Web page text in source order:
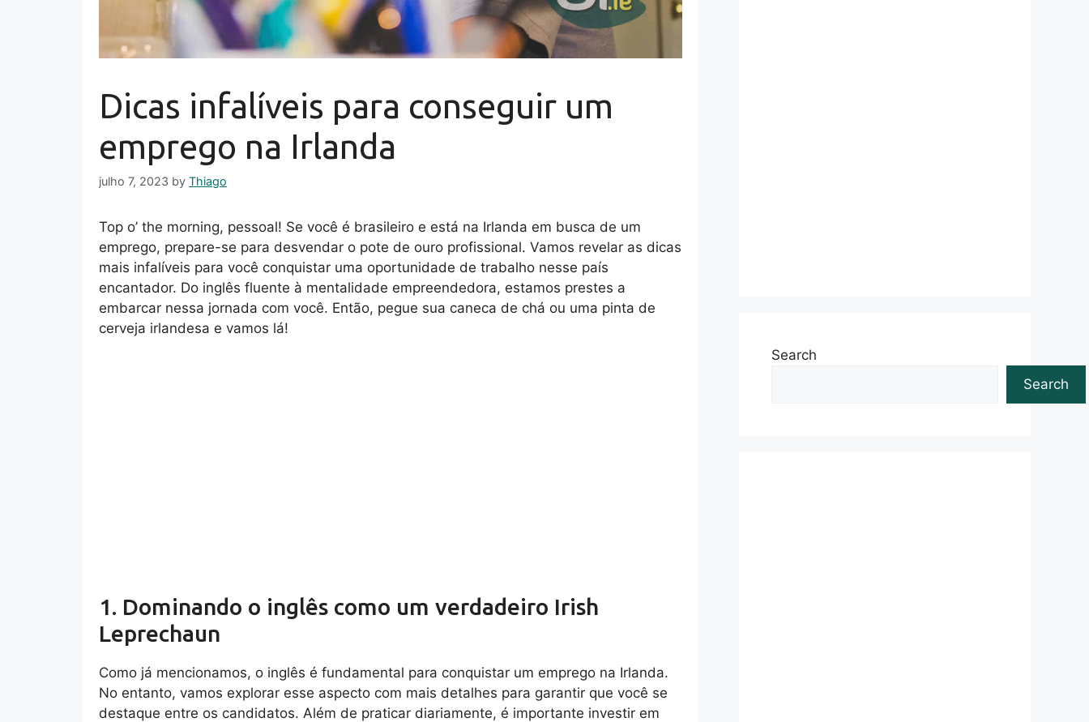
Dicas infalíveis para conseguir um
emprego na Irlanda
julho 7, 2023 by Thiago
Top o’ the morning, pessoal! Se você é brasileiro e está na Irlanda em busca de um
emprego, prepare-se para desvendar o pote de ouro profissional. Vamos revelar as dicas
mais infalíveis para você conquistar uma oportunidade de trabalho nesse país
encantador. Do inglês fluente à mentalidade empreendedora, estamos prestes a
embarcar nessa jornada com você. Então, pegue sua caneca de chá ou uma pinta de
cerveja irlandesa e vamos lá!
1. Dominando o inglês como um verdadeiro Irish
Leprechaun
Como já mencionamos, o inglês é fundamental para conquistar um emprego na Irlanda.
No entanto, vamos explorar esse aspecto com mais detalhes para garantir que você se
destaque entre os candidatos. Além de praticar diariamente, é importante investir em
Search
Search